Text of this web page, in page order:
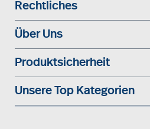
Rechtliches
Über Uns
Produktsicherheit
Unsere Top Kategorien